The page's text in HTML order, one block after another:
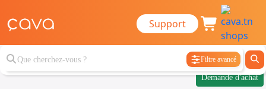
Support
Filtre avancé
Demande d'achat